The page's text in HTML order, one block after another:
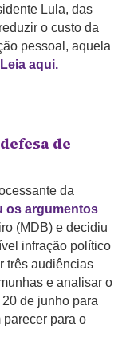
Lula, das
o custo da
pessoal, aquela
Leia aqui.
de
da
os argumentos
(MDB) e decidiu
infração político
três audiências
e analisar o
de junho para
para o